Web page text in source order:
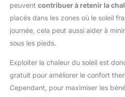
peuvent contribuer à retenir la
placés dans les zones où le soleil
journée, cela peut aussi aider à
sous les pieds.
Exploiter la chaleur du soleil est
gratuit pour améliorer le confort
Cependant, pour maximiser les